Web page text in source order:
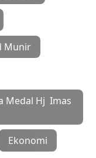
Munir
Medal Hj Imas
Ekonomi